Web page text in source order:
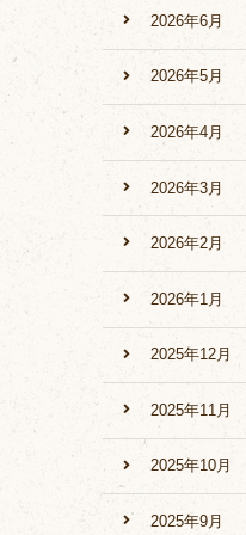
2026年6月
2026年5月
2026年4月
2026年3月
2026年2月
2026年1月
2025年12月
2025年11月
2025年10月
2025年9月